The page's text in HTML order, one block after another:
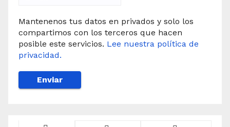
Mantenenos tus datos en privados y solo los
compartimos con los terceros que hacen
posible este servicios. Lee nuestra política de
privacidad.